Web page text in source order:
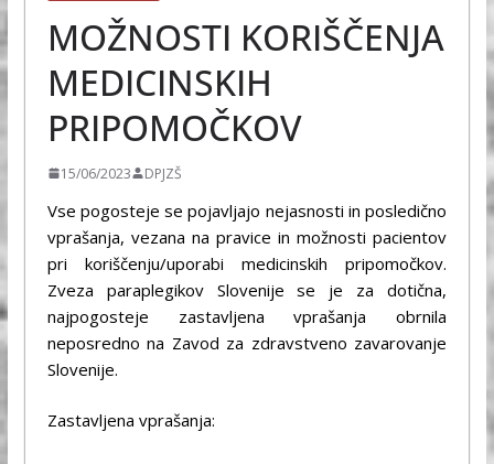
MOŽNOSTI KORIŠČENJA
MEDICINSKIH
PRIPOMOČKOV
15/06/2023 DPJZŠ
Vse pogosteje se pojavljajo nejasnosti in posledično
vprašanja, vezana na pravice in možnosti pacientov
pri koriščenju/uporabi medicinskih pripomočkov.
Zveza paraplegikov Slovenije se je za dotična,
najpogosteje zastavljena vprašanja obrnila
neposredno na Zavod za zdravstveno zavarovanje
Slovenije.
Zastavljena vprašanja: